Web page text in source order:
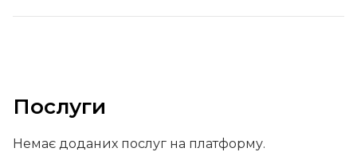
Послуги
Немає доданих послуг на платформу.